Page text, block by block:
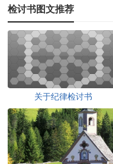
检讨书图文推荐
关于纪律检讨书